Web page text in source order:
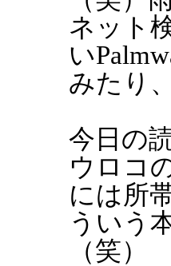
ネット
い
みたり
今日の
ウロコ
には所
ういう
（笑）